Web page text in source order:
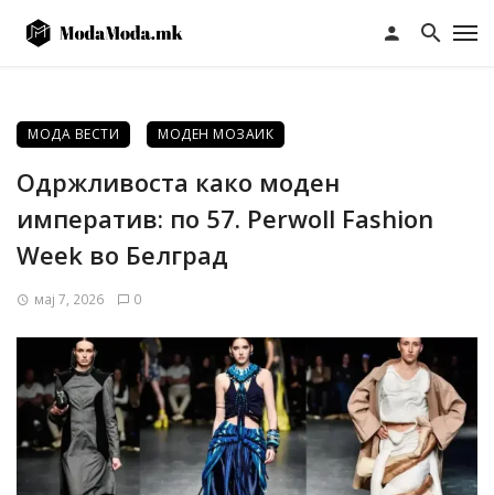
МОДА ВЕСТИ МОДЕН МОЗАИК
Одржливоста како моден
императив: по 57. Perwoll Fashion
Week во Белград
мај 7, 2026 0